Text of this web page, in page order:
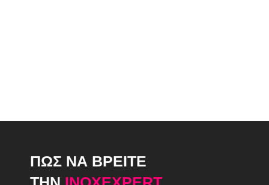
ΠΩΣ ΝΑ ΒΡΕΙΤΕ